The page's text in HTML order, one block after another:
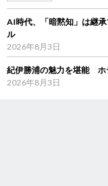
AI時代、「暗黙知」は継
ル
2026年8月3日
紀伊勝浦の魅力を堪能 ホ
2026年8月3日